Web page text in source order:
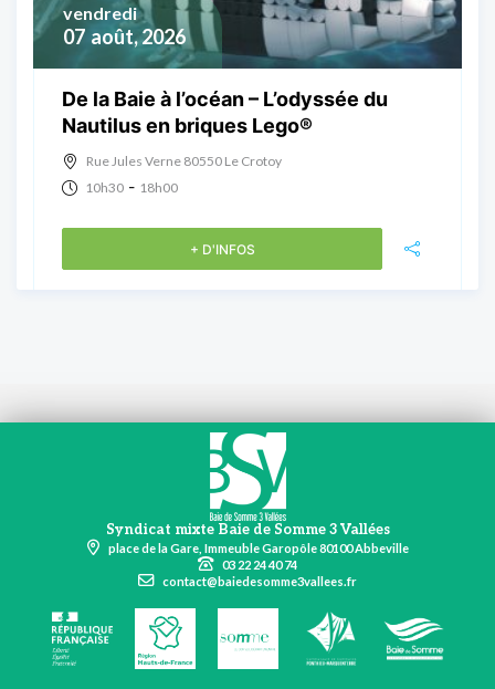
07 août, 2026
vendredi
De la Baie à l’océan – L’odyssée du
Nautilus en briques Lego®
Rue Jules Verne 80550 Le Crotoy
10h30 - 18h00
+ D'INFOS
Syndicat mixte Baie de Somme 3 Vallées
place de la Gare, Immeuble Garopôle 80100 Abbeville
03 22 24 40 74
contact@baiedesomme3vallees.fr